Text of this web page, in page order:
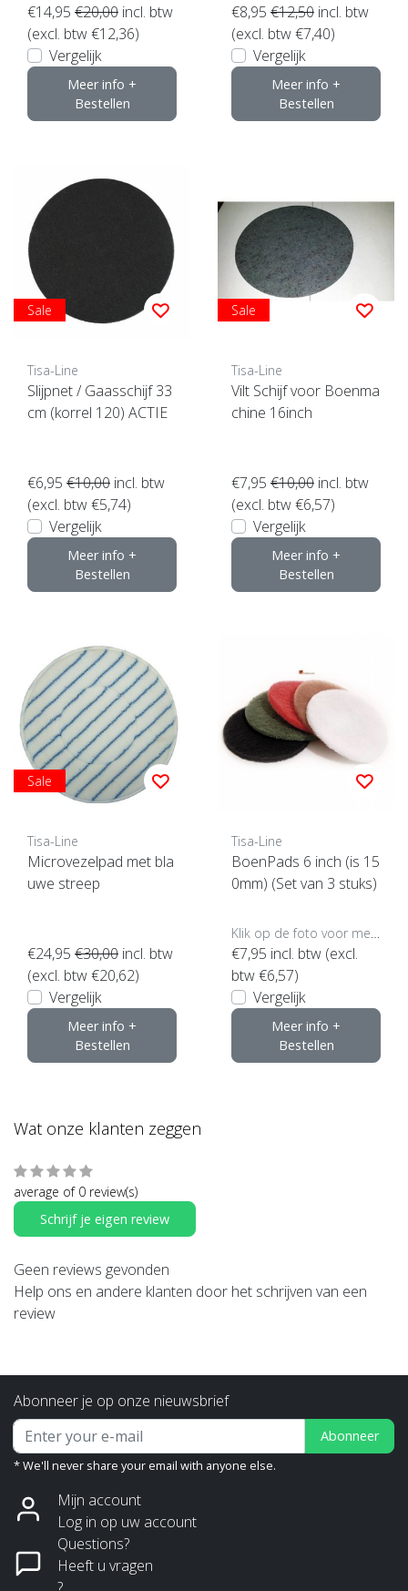
€14,95 €20,00 incl. btw
(excl. btw €12,36)
Vergelijk
Meer info +
Bestellen
€8,95 €12,50 incl. btw
(excl. btw €7,40)
Vergelijk
Meer info +
Bestellen
Sale
Tisa-Line
Slijpnet / Gaasschijf 33
cm (korrel 120) ACTIE
€6,95 €10,00 incl. btw
(excl. btw €5,74)
Vergelijk
Meer info +
Bestellen
Sale
Tisa-Line
Vilt Schijf voor Boenma
chine 16inch
€7,95 €10,00 incl. btw
(excl. btw €6,57)
Vergelijk
Meer info +
Bestellen
Sale
Tisa-Line
Microvezelpad met bla
uwe streep
€24,95 €30,00 incl. btw
(excl. btw €20,62)
Vergelijk
Meer info +
Bestellen
Tisa-Line
BoenPads 6 inch (is 15
0mm) (Set van 3 stuks)
€7,95 incl. btw (excl.
btw €6,57)
Vergelijk
Meer info +
Bestellen
Wat onze klanten zeggen
average of 0 review(s)
Schrijf je eigen review
Geen reviews gevonden
Help ons en andere klanten door het schrijven van een
review
Abonneer je op onze nieuwsbrief
Abonneer
* We'll never share your email with anyone else.
Mijn account
Log in op uw account
Questions?
Heeft u vragen
?